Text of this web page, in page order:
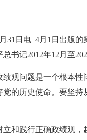
31日电 4月1日出版
总书记2012年12月至
绩观问题是一个根本
党的历史使命。要坚
立和践行正确政绩观